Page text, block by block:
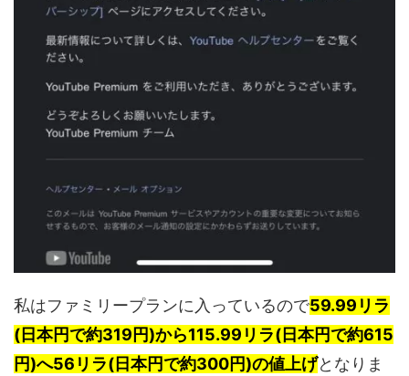
私はファミリープランに入っているので59.99リラ
(日本円で約319円)から115.99リラ(日本円で約615
円)へ56リラ(日本円で約300円)の値上げとなりま